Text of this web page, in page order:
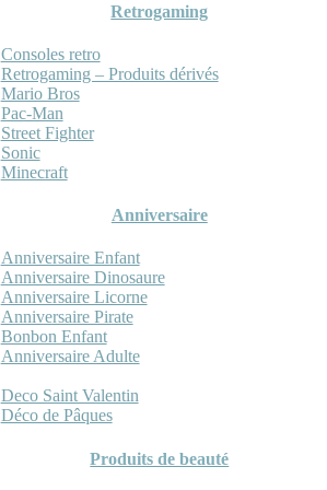
Retrogaming
Consoles retro
Retrogaming – Produits dérivés
Mario Bros
Pac-Man
Street Fighter
Sonic
Minecraft
Anniversaire
Anniversaire Enfant
Anniversaire Dinosaure
Anniversaire Licorne
Anniversaire Pirate
Bonbon Enfant
Anniversaire Adulte
Deco Saint Valentin
Déco de Pâques
Produits de beauté